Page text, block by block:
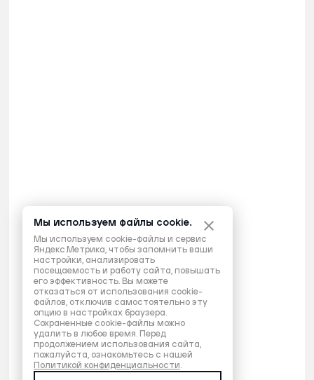
Мы используем файлы cookie.
Мы используем cookie-файлы и сервис
Яндекс.Метрика, чтобы запомнить ваши
настройки, анализировать
посещаемость и работу сайта, повышать
его эффективность. Вы можете
отказаться от использования cookie-
файлов, отключив самостоятельно эту
опцию в настройках браузера.
Сохраненные cookie-файлы можно
удалить в любое время. Перед
продолжением использования сайта,
пожалуйста, ознакомьтесь с нашей
Политикой конфиденциальности.